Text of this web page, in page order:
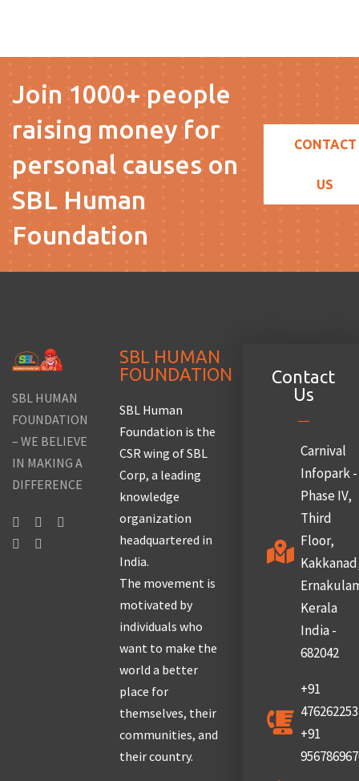
Join 1000+ people
raising money for
personal causes on
SBL Human
Foundation
CONTACT
US
SBL HUMAN
FOUNDATION
– WE BELIEVE
IN MAKING A
DIFFERENCE
SBL HUMAN
FOUNDATION
SBL Human
Foundation is the
CSR wing of SBL
Corp, a leading
knowledge
organization
headquartered in
India.
The movement is
motivated by
individuals who
want to make the
world a better
place for
themselves, their
communities, and
their country.
Contact
Us
Carnival
Infopark -
Phase IV,
Third
Floor,
Kerala
India -
682042
+91
+91